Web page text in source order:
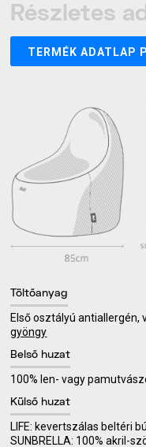
Részletes
TERMÉK ADATLAP
Töltőanyag
Első osztályú
gyöngy
Belső huzat
100% len- vagy
Külső huzat
LIFE: kevertszálas beltéri
SUNBRELLA: 100% akril-